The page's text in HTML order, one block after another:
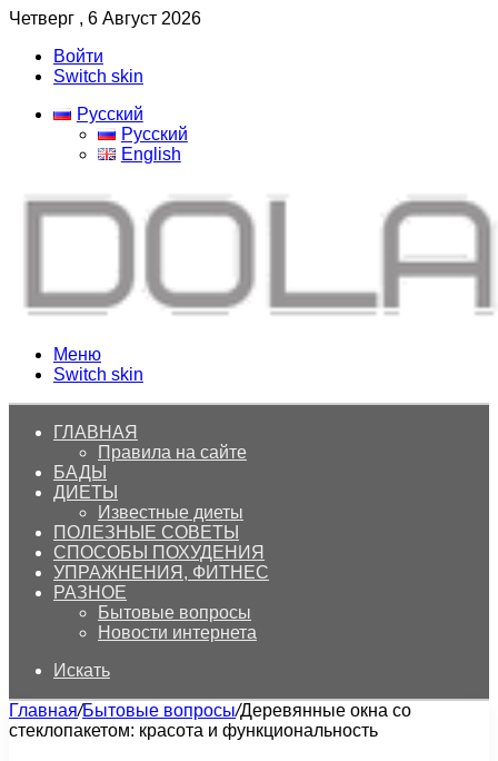
Четверг , 6 Август 2026
Войти
Switch skin
Русский
Русский
English
Меню
Switch skin
ГЛАВНАЯ
Правила на сайте
БАДЫ
ДИЕТЫ
Известные диеты
ПОЛЕЗНЫЕ СОВЕТЫ
СПОСОБЫ ПОХУДЕНИЯ
УПРАЖНЕНИЯ, ФИТНЕС
РАЗНОЕ
Бытовые вопросы
Новости интернета
Искать
Главная/Бытовые вопросы/Деревянные окна со
стеклопакетом: красота и функциональность